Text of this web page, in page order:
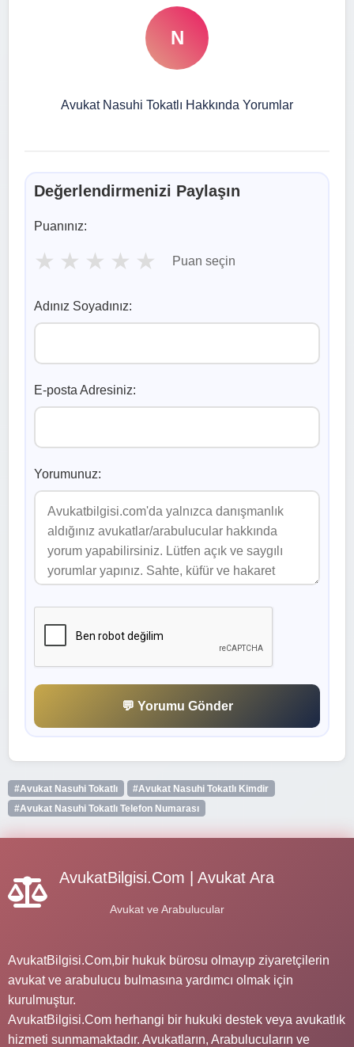
N
Avukat Nasuhi Tokatlı Hakkında Yorumlar
Değerlendirmenizi Paylaşın
Puanınız:
★ ★ ★ ★ ★ Puan seçin
Adınız Soyadınız:
E-posta Adresiniz:
Yorumunuz:
💬 Yorumu Gönder
#Avukat Nasuhi Tokatlı
#Avukat Nasuhi Tokatlı Kimdir
#Avukat Nasuhi Tokatlı Telefon Numarası
AvukatBilgisi.Com | Avukat Ara
Avukat ve Arabulucular
AvukatBilgisi.Com,bir hukuk bürosu olmayıp ziyaretçilerin
avukat ve arabulucu bulmasına yardımcı olmak için
kurulmuştur.
AvukatBilgisi.Com herhangi bir hukuki destek veya avukatlık
hizmeti sunmamaktadır. Avukatların, Arabulucuların ve